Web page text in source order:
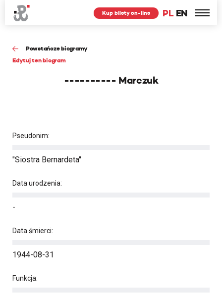
PL EN
Kup bilety on-line
Powstańcze biogramy
Edytuj ten biogram
---------- Marczuk
Pseudonim:
"Siostra Bernardeta"
Data urodzenia:
-
Data śmierci:
1944-08-31
Funkcja: